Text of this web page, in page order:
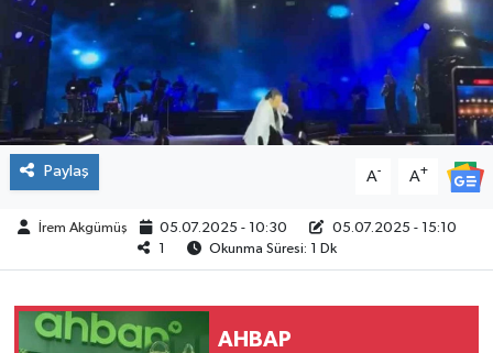
Paylaş A- A+
İrem Akgümüş 05.07.2025 - 10:30
05.07.2025 - 15:10
Okunma Süresi: 1 Dk
AHBAP
KÜLTÜR
TURİZM
MAGAZİN
VEFAT
BİLİM&TEKNOLOJİ
BÖLGE